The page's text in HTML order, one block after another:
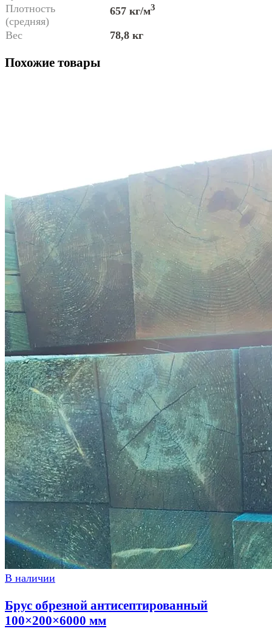
Плотность
(средняя)
657 кг/м3
Вес 78,8 кг
Похожие товары
В наличии
Брус обрезной антисептированный
100×200×6000 мм